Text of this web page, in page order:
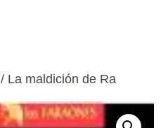
/ La maldición de Ra